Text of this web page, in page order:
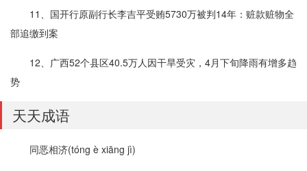
11、国开行原副行长李吉平受贿5730万被判14年：赃款赃物全
部追缴到案
12、广西52个县区40.5万人因干旱受灾，4月下旬降雨有增多趋
势
天天成语
同恶相济(tóng è xiāng jì)